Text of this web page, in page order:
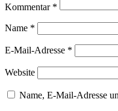
Kommentar *
Name *
E-Mail-Adresse *
Website
Name, E-Mail-Adresse